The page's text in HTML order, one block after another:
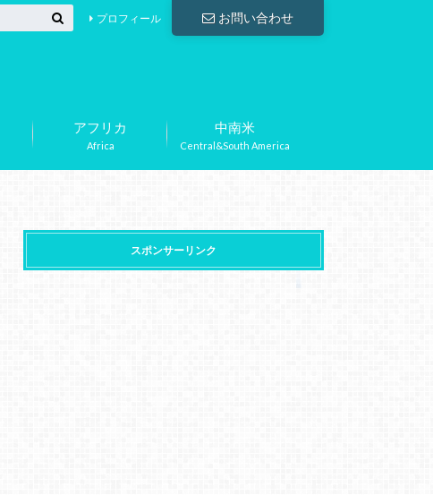
お問い合わせ
プロフィール
Africa
アフリカ
Central&South America
中南米
スポンサーリンク